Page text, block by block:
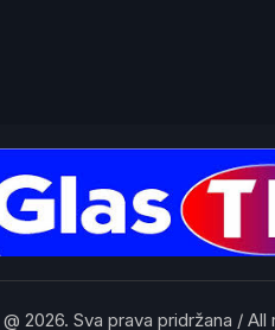
@ 2026. Sva prava pridržana /